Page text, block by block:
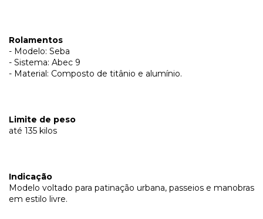
Rolamentos
- Modelo: Seba
- Sistema: Abec 9
- Material: Composto de titânio e alumínio.
Limite de peso
até 135 kilos
Indicação
Modelo voltado para patinação urbana, passeios e manobras
em estilo livre.